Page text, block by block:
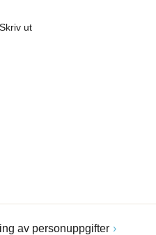
Skriv ut
av personuppgifter